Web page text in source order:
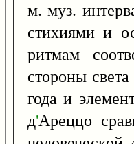
м. муз.
стихиями и
ритмам
стороны
года и
д'Ареццо